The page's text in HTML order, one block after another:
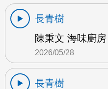
長青樹
陳秉文 海味廚
2026/05/28
長青樹